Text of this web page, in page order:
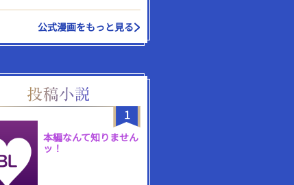
公式漫画をもっと見る
1
本編なんて知りません
ッ！